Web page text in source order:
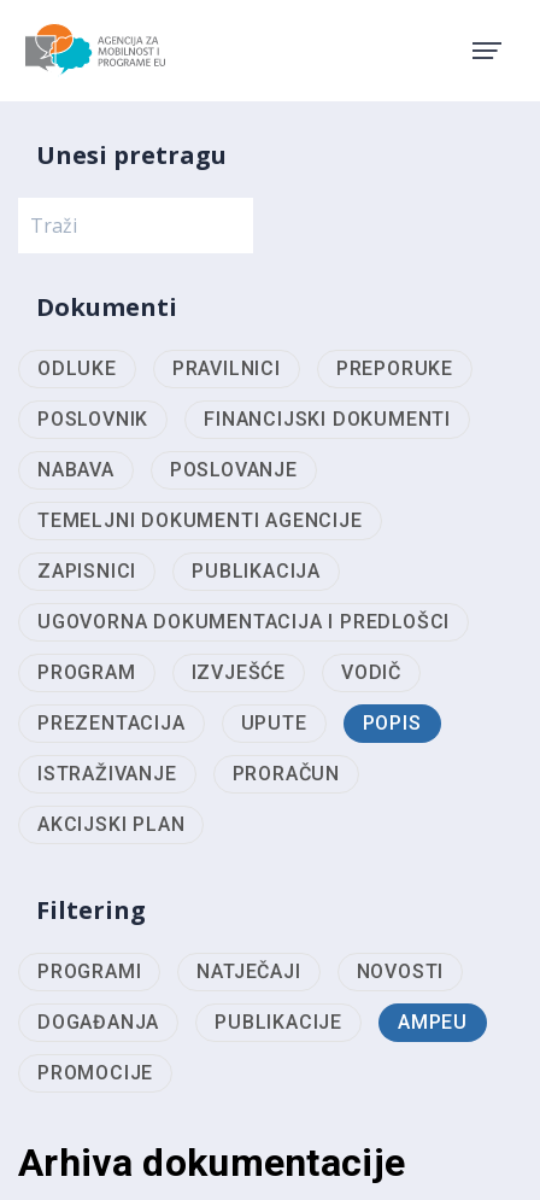
Unesi pretragu
Dokumenti
ODLUKE PRAVILNICI PREPORUKE
POSLOVNIK FINANCIJSKI DOKUMENTI
NABAVA POSLOVANJE
TEMELJNI DOKUMENTI AGENCIJE
ZAPISNICI PUBLIKACIJA
UGOVORNA DOKUMENTACIJA I PREDLOŠCI
PROGRAM IZVJEŠĆE VODIČ
PREZENTACIJA UPUTE POPIS
ISTRAŽIVANJE PRORAČUN
AKCIJSKI PLAN
Filtering
PROGRAMI NATJEČAJI NOVOSTI
DOGAĐANJA PUBLIKACIJE AMPEU
PROMOCIJE
Arhiva dokumentacije